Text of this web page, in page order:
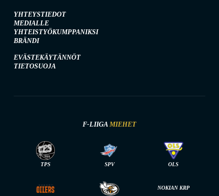
YHTEYSTIEDOT
MEDIALLE
YHTEISTYÖKUMPPANIKSI
BRÄNDI
EVÄSTEKÄYTÄNNÖT
TIETOSUOJA
F-LIIGA MIEHET
TPS SPV OLS
NOKIAN KRP